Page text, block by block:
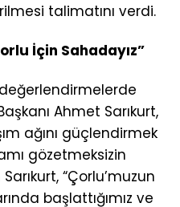
talimatını verdi.
İçin Sahadayız”
Ahmet Sarıkurt,
ağını güçlendirmek
gözetmeksizin
“Çorlu’muzun
başlattığımız ve